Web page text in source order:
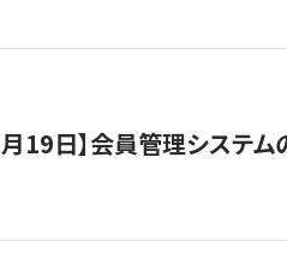
19日】会員管理システ